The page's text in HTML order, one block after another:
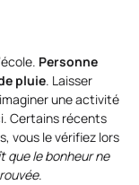
Personne
pluie. Laisser
une activité
Certains récents
vous le vérifiez lors
que le bonheur ne
.